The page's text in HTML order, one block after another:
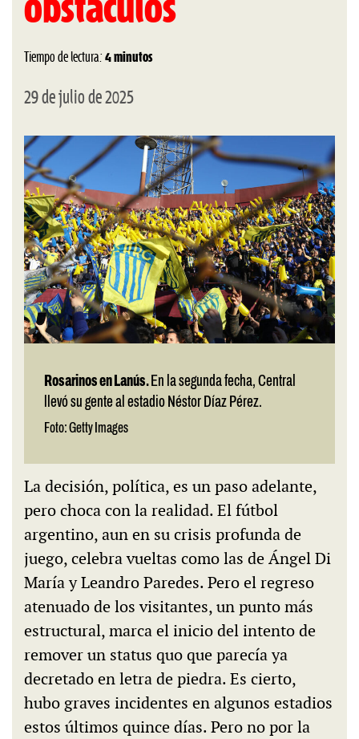
obstáculos
Tiempo de lectura: 4 minutos
29 de julio de 2025
Rosarinos en Lanús. En la segunda fecha, Central
llevó su gente al estadio Néstor Díaz Pérez.
Foto: Getty Images
La decisión, política, es un paso adelante,
pero choca con la realidad. El fútbol
argentino, aun en su crisis profunda de
juego, celebra vueltas como las de Ángel Di
María y Leandro Paredes. Pero el regreso
atenuado de los visitantes, un punto más
estructural, marca el inicio del intento de
remover un status quo que parecía ya
decretado en letra de piedra. Es cierto,
hubo graves incidentes en algunos estadios
estos últimos quince días. Pero no por la